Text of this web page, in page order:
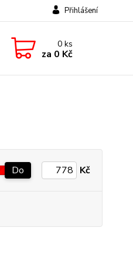
Přihlášení
0ks
za 0 Kč
Do Kč